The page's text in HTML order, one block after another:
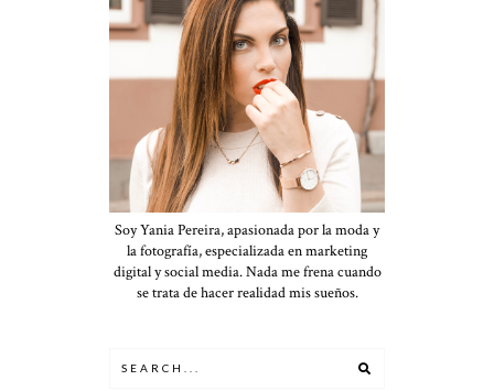
Soy Yania Pereira, apasionada por la moda y
la fotografía, especializada en marketing
digital y social media. Nada me frena cuando
se trata de hacer realidad mis sueños.